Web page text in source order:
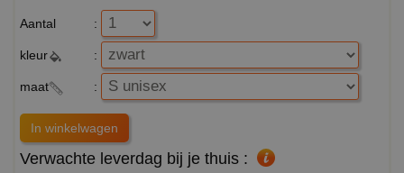
Aantal :
kleur :
maat :
Verwachte leverdag bij je thuis :